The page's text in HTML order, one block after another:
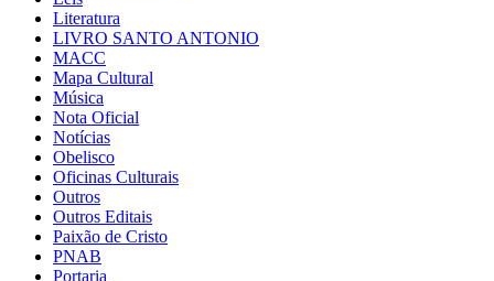
Literatura
LIVRO SANTO ANTONIO
MACC
Mapa Cultural
Música
Nota Oficial
Notícias
Obelisco
Oficinas Culturais
Outros
Outros Editais
Paixão de Cristo
PNAB
Portaria